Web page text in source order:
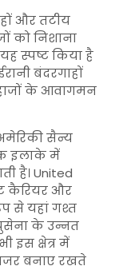
और तटीय
को निशाना
स्पष्ट किया है
बंदरगाहों
के आवागमन
सैन्य
इलाके में
है।United
कैरियर और
से यहां गश्त
के उन्नत
इस क्षेत्र में
बनाए रखते